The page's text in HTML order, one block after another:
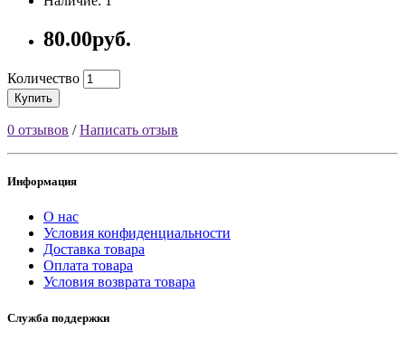
80.00руб.
Количество
Купить
0 отзывов /Написать отзыв
Информация
О нас
Условия конфиденциальности
Доставка товара
Оплата товара
Условия возврата товара
Служба поддержки